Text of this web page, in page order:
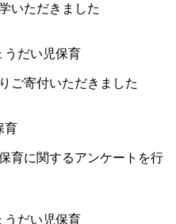
いただきました
うだい児保育
ご寄付いただきました
育
育に関するアンケートを行
うだい児保育